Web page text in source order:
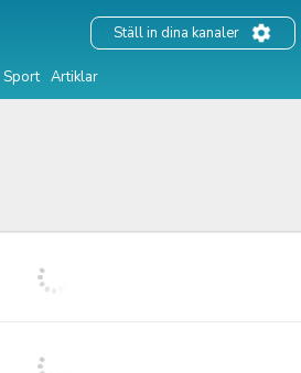
Sport Artiklar
Ställ in dina kanaler